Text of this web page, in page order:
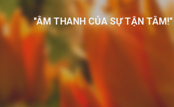
"ÂM THANH CỦA SỰ TẬN TÂM!"